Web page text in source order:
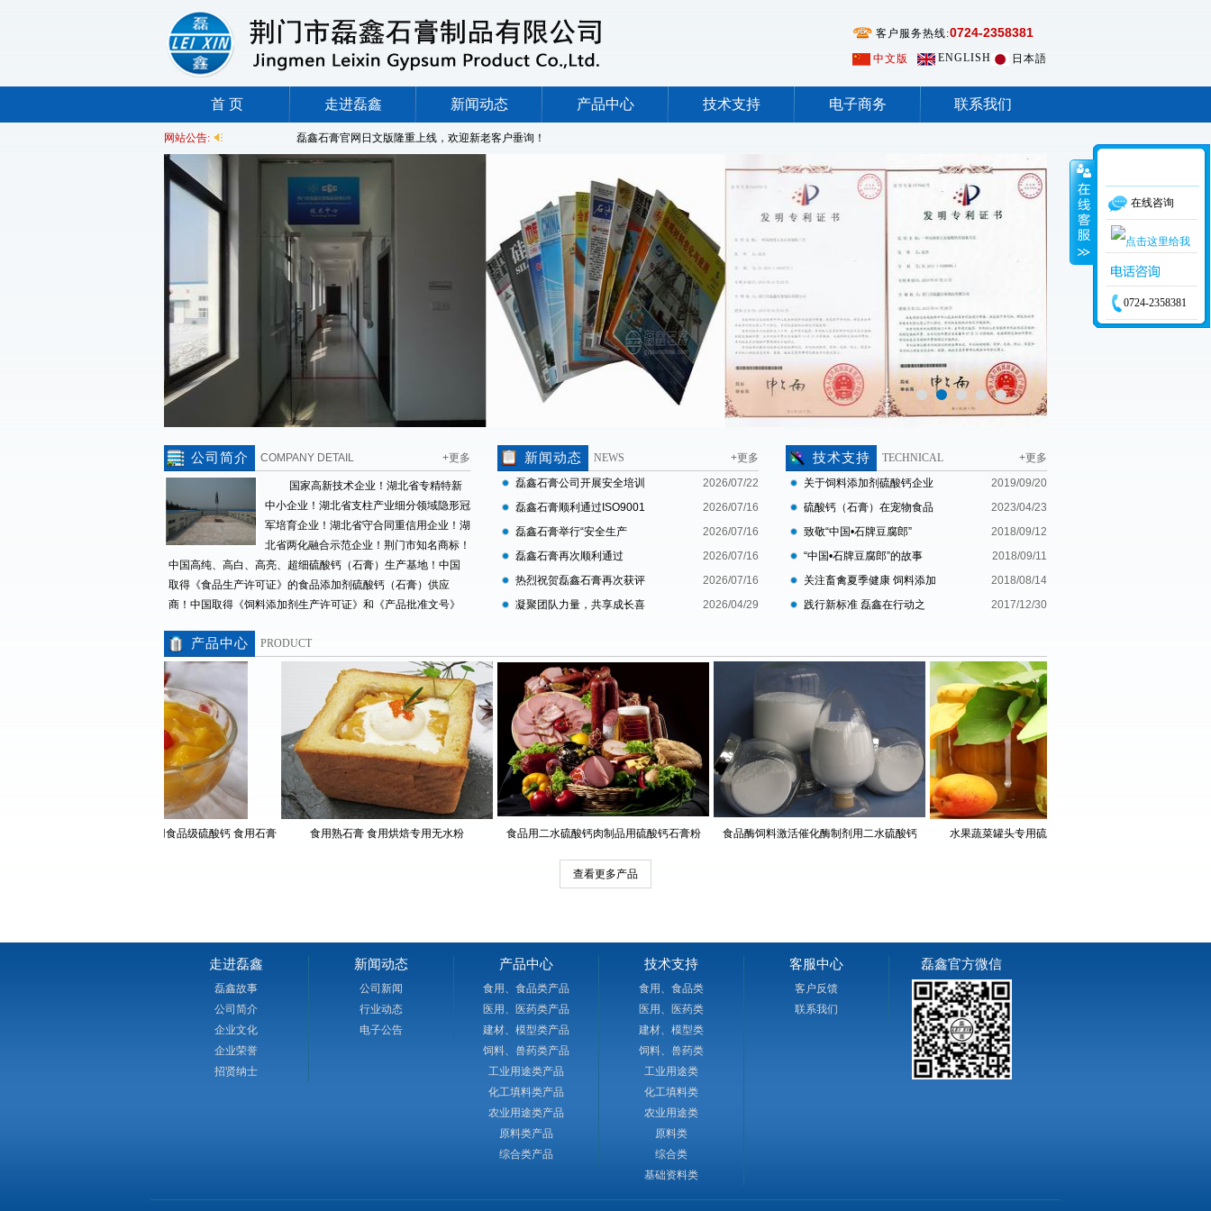
客户服务热线:0724-2358381
中文版 ENGLISH 日本語
首 页 走进磊鑫 新闻动态 产品中心 技术支持 电子商务 联系我们
网站公告: 磊鑫石膏官网日文版隆重上线，欢迎新老客户垂询！
标
题 +更多
公司简介 COMPANY DETAIL
国家高新技术企业！湖北省专精特新
中小企业！湖北省支柱产业细分领域隐形冠
军培育企业！湖北省守合同重信用企业！湖
北省两化融合示范企业！荆门市知名商标！
中国高纯、高白、高亮、超细硫酸钙（石膏）生产基地！中国
取得《食品生产许可证》的食品添加剂硫酸钙（石膏）供应
商！中国取得《饲料添加剂生产许可证》和《产品批准文号》
检疫注册登记证》饲料添加剂硫酸钙供应商！通过ISO9001国
际质量管理体系认证！通过ISO22000国际食品安全管理体系认
证！通过HALAL国际清真认证！通过KOSHER犹太认证！ 荆门
市磊鑫石膏制品有限公司成立于2002年，位于石膏资源富集的
湖北省荆门市东宝区工业园幸福路，占地27000余平方米，是一
家在业内享有盛誉的集石膏、石膏粉和硫酸钙制品研发、生
产、销售于一体的高新技术企业。公司拥有 “磊鑫”、“杰普
生”、“凯氏苏特”等5个国家注册商标，2个发明专利，18个实用
新型专利，50余篇自有技术应用研究，36篇权威期刊发表技术
论文。主要产品有：医药级硫酸钙、食品级硫酸钙、饲料添加
剂硫酸钙、人造石透明填充粉，凯色粉、涂料及化妆品功能性
东、非洲等国家和地区。公司紧靠207国道，焦柳铁路穿境而
过，距汉江码头50公里，长江沙市港90公里。交通运输便利，
确保及时供货。“待用户为上帝诚信为本，视质量为生命持之以
恒！”是我们的企业宗旨，与我们合作是您明智的选择，共谋发
顾！ Your Trusted Source For Food-Grade Calcium Sulfate！
CGC·磊鑫石膏
+更多
新闻动态
NEWS
磊鑫石膏公司开展安全培训
及应急演练
2026/07/22
磊鑫石膏顺利通过ISO9001
和ISO22000双体系复审
2026/07/16
磊鑫石膏举行“安全生产
月”启动仪式暨全员安全培训
2026/07/16
磊鑫石膏再次顺利通过
KOSHER认证年度续审
2026/07/16
热烈祝贺磊鑫石膏再次获评
国家高新技术企业
2026/07/16
凝聚团队力量，共享成长喜
分制快乐会议圆满举行
2026/04/29
+更多
技术支持
TECHNICAL
关于饲料添加剂硫酸钙企业
标准制定的规范依据
2019/09/20
硫酸钙（石膏）在宠物食品
中的应用（发表于《饲料博
览》2019年第7期）
2023/04/23
致敬“中国•石牌豆腐郎”
2018/09/12
“中国•石牌豆腐郎”的故事
2018/09/11
关注畜禽夏季健康 饲料添加
剂硫酸钙（石膏）粉有效防
2018/08/14
践行新标准 磊鑫在行动之
2017/12/30
产品中心 PRODUCT
钠 卡拉胶 琼脂 魔芋胶专用食品级硫酸钙 食用石膏 食用熟石膏 食用烘焙专用无水粉 食品用二水硫酸钙肉制品用硫酸钙石膏粉 食品酶饲料激活催化酶制剂用二水硫酸钙 水果蔬菜罐头专用硫酸钙（石膏）粉
查看更多产品
走进磊鑫
磊鑫故事
公司简介
企业文化
企业荣誉
招贤纳士
新闻动态
公司新闻
行业动态
电子公告
产品中心
食用、食品类产品
医用、医药类产品
建材、模型类产品
饲料、兽药类产品
工业用途类产品
化工填料类产品
农业用途类产品
原料类产品
综合类产品
技术支持
食用、食品类
医用、医药类
建材、模型类
饲料、兽药类
工业用途类
化工填料类
农业用途类
原料类
综合类
基础资料类
客服中心
客户反馈
联系我们
磊鑫官方微信
在线咨询
0724-2358381